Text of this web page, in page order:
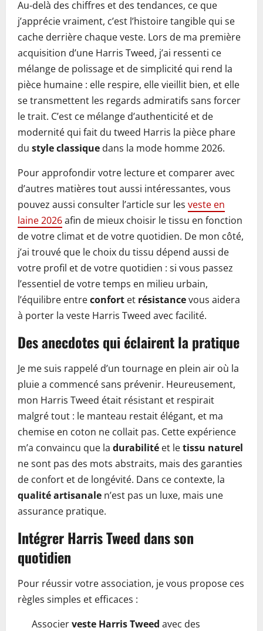
Au-delà des chiffres et des tendances, ce que
j’apprécie vraiment, c’est l’histoire tangible qui se
cache derrière chaque veste. Lors de ma première
acquisition d’une Harris Tweed, j’ai ressenti ce
mélange de polissage et de simplicité qui rend la
pièce humaine : elle respire, elle vieillit bien, et elle
se transmettent les regards admiratifs sans forcer
le trait. C’est ce mélange d’authenticité et de
modernité qui fait du tweed Harris la pièce phare
du style classique dans la mode homme 2026.
Pour approfondir votre lecture et comparer avec
d’autres matières tout aussi intéressantes, vous
pouvez aussi consulter l’article sur les veste en
laine 2026afin de mieux choisir le tissu en fonction
de votre climat et de votre quotidien. De mon côté,
j’ai trouvé que le choix du tissu dépend aussi de
votre profil et de votre quotidien : si vous passez
l’essentiel de votre temps en milieu urbain,
l’équilibre entreconfort et résistancevous aidera
à porter la veste Harris Tweed avec facilité.
Des anecdotes qui éclairent la pratique
Je me suis rappelé d’un tournage en plein air où la
pluie a commencé sans prévenir. Heureusement,
mon Harris Tweed était résistant et respirait
malgré tout : le manteau restait élégant, et ma
chemise en coton ne collait pas. Cette expérience
m’a convaincu que la durabilité et letissu naturel
ne sont pas des mots abstraits, mais des garanties
de confort et de longévité. Dans ce contexte, la
qualité artisanale n’est pas un luxe, mais une
assurance pratique.
Intégrer Harris Tweed dans son
quotidien
Pour réussir votre association, je vous propose ces
règles simples et efficaces :
Associerveste Harris Tweed avec des